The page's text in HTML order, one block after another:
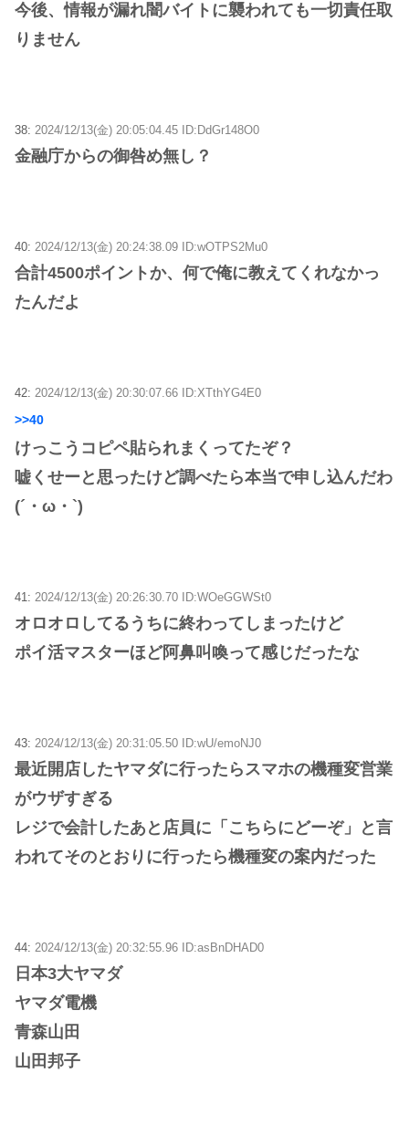
今後、情報が漏れ闇バイトに襲われても一切責任取
りません
38: 2024/12/13(金) 20:05:04.45 ID:DdGr148O0
金融庁からの御咎め無し？
40: 2024/12/13(金) 20:24:38.09 ID:wOTPS2Mu0
合計4500ポイントか、何で俺に教えてくれなかっ
たんだよ
42: 2024/12/13(金) 20:30:07.66 ID:XTthYG4E0
>>40
けっこうコピペ貼られまくってたぞ？
嘘くせーと思ったけど調べたら本当で申し込んだわ
(´・ω・`)
41: 2024/12/13(金) 20:26:30.70 ID:WOeGGWSt0
オロオロしてるうちに終わってしまったけど
ポイ活マスターほど阿鼻叫喚って感じだったな
43: 2024/12/13(金) 20:31:05.50 ID:wU/emoNJ0
最近開店したヤマダに行ったらスマホの機種変営業
がウザすぎる
レジで会計したあと店員に「こちらにどーぞ」と言
われてそのとおりに行ったら機種変の案内だった
44: 2024/12/13(金) 20:32:55.96 ID:asBnDHAD0
日本3大ヤマダ
ヤマダ電機
青森山田
山田邦子